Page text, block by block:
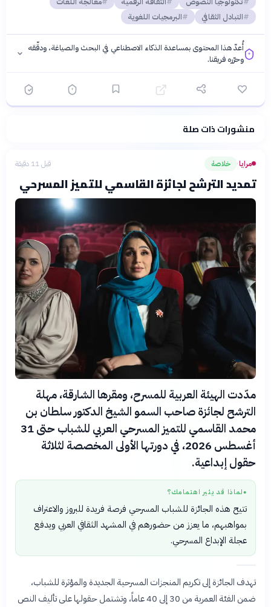
التبادل الثقافي
البرمجيات اللغوية
أُعدّ هذا المحتوى بمساعدة الذكاء الاصطناعي في البحث والصياغة، ودقّقه
وحرّره فريقنا.
فلسفتنا المعرفية· سياسة الذكاء الاصطناعيمنشورات ذات صلة
مرايا› خلاصة قبل 11 دقيقة
تمديد الترشح لجائزة القاسمي للتميز المسرحي
مدّدت الهيئة العربية للمسرح، ومقرها الشارقة، مهلة
الترشح لجائزة صاحب السمو الشيخ الدكتور سلطان بن
محمد القاسمي للتميز المسرحي العربي للشباب حتى 31
أغسطس 2026، في دورتها الأولى المخصصة لثلاثة
حقول إبداعية.
● لماذا قد يثير اهتمامك؟
تتيح هذه الجائزة للشباب المسرحي فرصة فريدة للبروز والاعتراف
بمواهبهم، ما يعزز من حضورهم في المشهد الثقافي العربي ويدفع
عجلة الإبداع المسرحي.
تهدف الجائزة إلى تكريم المنجزات المسرحية الجديدة والمؤثرة للشباب،
ضمن الفئة العمرية من 30 إلى 40 عاماً، وتشتمل حقولها على تأليف النص